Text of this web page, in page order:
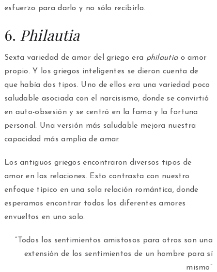
esfuerzo para darlo y no sólo recibirlo.
6. Philautia
Sexta variedad de amor del griego era philautiao amor
propio. Y los griegos inteligentes se dieron cuenta de
que había dos tipos. Uno de ellos era una variedad poco
saludable asociada con el narcisismo, donde se convirtió
en auto-obsesión y se centró en la fama y la fortuna
personal. Una versión más saludable mejora nuestra
capacidad más amplia de amar.
Los antiguos griegos encontraron diversos tipos de
amor en las relaciones. Esto contrasta con nuestro
enfoque típico en una sola relación romántica, donde
esperamos encontrar todos los diferentes amores
envueltos en uno solo.
“Todos los sentimientos amistosos para otros son una
extensión de los sentimientos de un hombre para sí
mismo”